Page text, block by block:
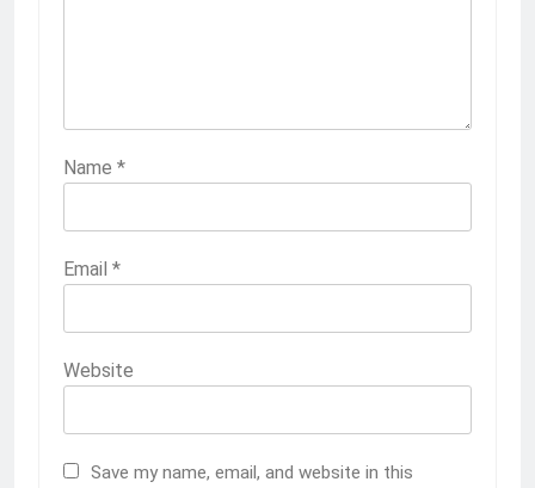
Name *
Email *
Website
Save my name, email, and website in this